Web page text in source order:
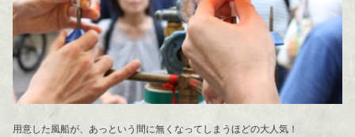
用意した風船が、あっという間に無くなってしまうほどの大人気！